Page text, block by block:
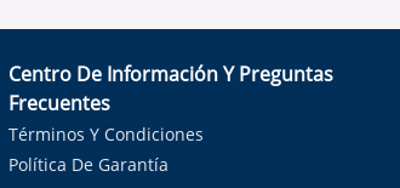
Centro De Información Y Preguntas
Frecuentes
Términos Y Condiciones
Política De Garantía